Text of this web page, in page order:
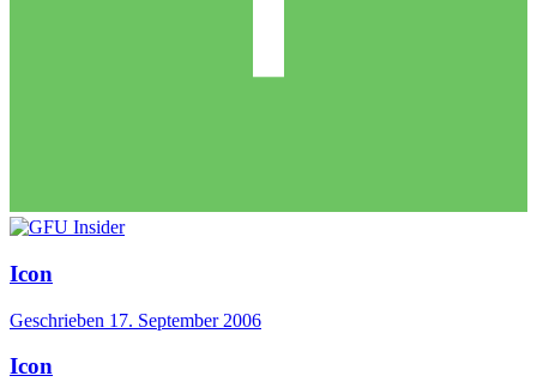
Icon
Geschrieben 17. September 2006
Icon